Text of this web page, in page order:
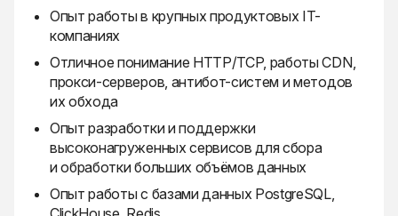
Опыт работы в крупных продуктовых IT-
компаниях
Отличное понимание HTTP/TCP, работы CDN,
прокси-серверов, антибот-систем и методов
их обхода
Опыт разработки и поддержки
высоконагруженных сервисов для сбора
и обработки больших объёмов данных
Опыт работы с базами данных PostgreSQL,